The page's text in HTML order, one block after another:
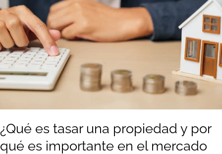
¿Qué es tasar una propiedad y por
qué es importante en el mercado
y
por
qué
es
importante
en
el
actual?